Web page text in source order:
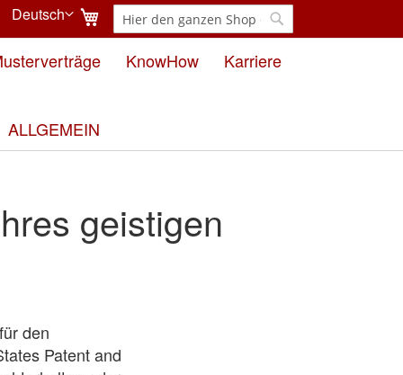
Suche
Mein Warenkorb
Sprache
Deutsch
KnowHow Karriere
ALLGEMEIN
geistigen
den
Patent and